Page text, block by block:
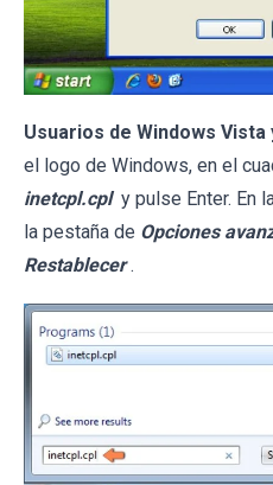
Usuarios de Windows Vista
el logo de Windows, en el
inetcpl.cpl y pulse Enter. En
la pestaña de Opciones
Restablecer .